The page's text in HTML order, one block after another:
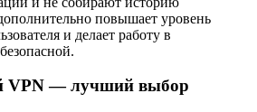
повышает уровень
и делает работу в
VPN — лучший выбор